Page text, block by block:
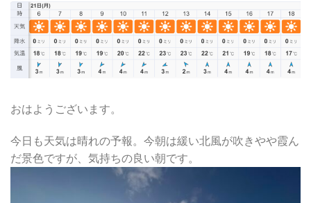
おはようございます。
今日も天気は晴れの予報。今朝は緩い北風が吹きやや霞ん
だ景色ですが、気持ちの良い朝です。